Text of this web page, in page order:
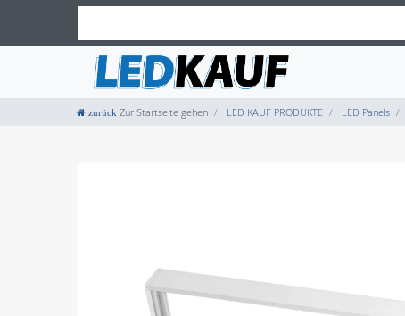
Zur Startseite gehen LED KAUF PRODUKTE LED Panels